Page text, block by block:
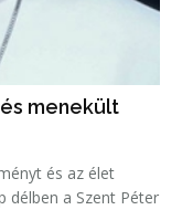
menekült
és az élet
délben a Szent Péter